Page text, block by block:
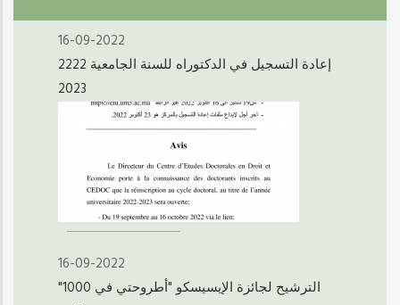
16-09-2022
إعادة التسجيل في الدكتوراه للسنة الجامعية 2222
2023
16-09-2022
"الترشيح لجائزة الإيسيسكو "أطروحتي في 1000